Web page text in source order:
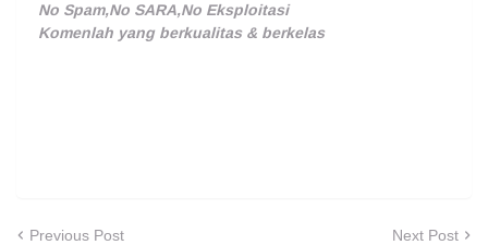
No Spam,No SARA,No Eksploitasi
Komenlah yang berkualitas & berkelas
Previous Post Next Post